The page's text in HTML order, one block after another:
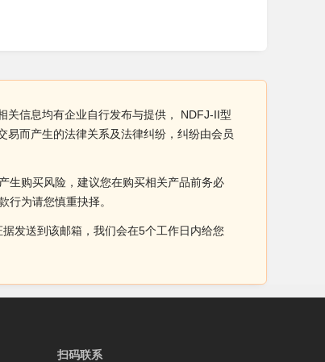
关信息均有企业自行发布与提供， NDFJ-II型
而产生的法律关系及法律纠纷，纠纷由会员
生购买风险，建议您在购买相关产品前务必
为请您慎重抉择。
发送到该邮箱，我们会在5个工作日内给您
扫码联系